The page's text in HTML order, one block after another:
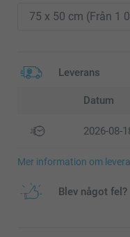
Leverans
Datum
2026-08-
Mer information om
Blev något fel?